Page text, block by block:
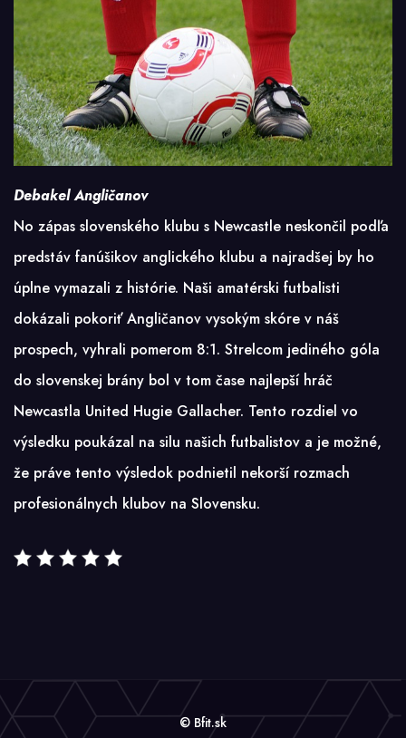
Debakel Angličanov
No zápas slovenského klubu s Newcastle neskončil podľa
predstáv fanúšikov anglického klubu a najradšej by ho
úplne vymazali z histórie. Naši amatérski futbalisti
dokázali pokoriť Angličanov vysokým skóre v náš
prospech, vyhrali pomerom 8:1. Strelcom jediného góla
do slovenskej brány bol v tom čase najlepší hráč
Newcastla United Hugie Gallacher. Tento rozdiel vo
výsledku poukázal na silu našich futbalistov a je možné,
že práve tento výsledok podnietil nekorší rozmach
profesionálnych klubov na Slovensku.
© Bfit.sk